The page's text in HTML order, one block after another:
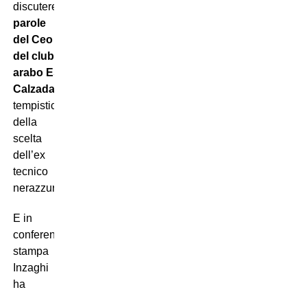
discutere
parole
del Ceo
del club
arabo Esteve
Calzada
tempistiche
della
scelta
dell’ex
tecnico
nerazzurro.
E in
conferenza
stampa
Inzaghi
ha